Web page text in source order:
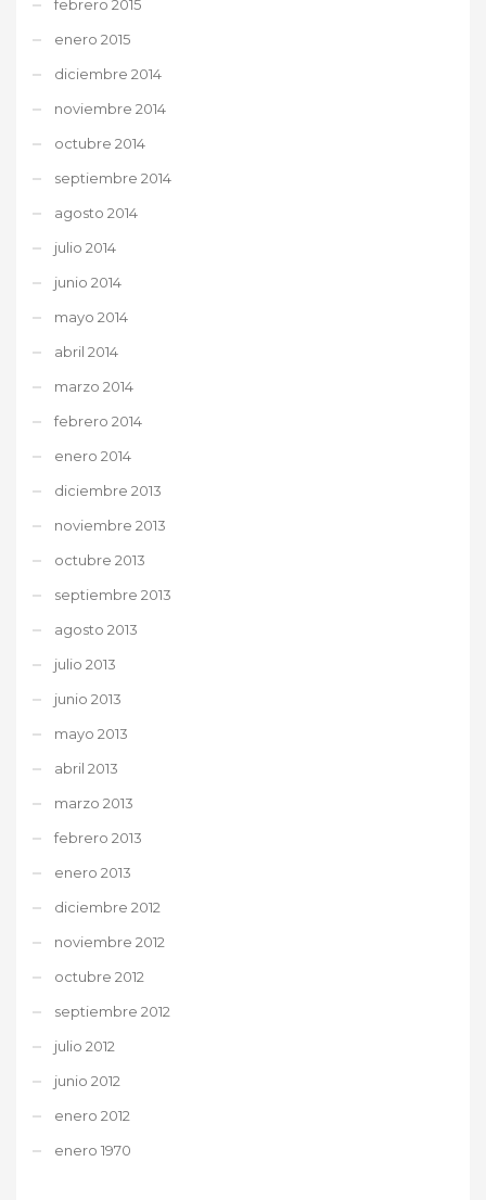
febrero 2015
enero 2015
diciembre 2014
noviembre 2014
octubre 2014
septiembre 2014
agosto 2014
julio 2014
junio 2014
mayo 2014
abril 2014
marzo 2014
febrero 2014
enero 2014
diciembre 2013
noviembre 2013
octubre 2013
septiembre 2013
agosto 2013
julio 2013
junio 2013
mayo 2013
abril 2013
marzo 2013
febrero 2013
enero 2013
diciembre 2012
noviembre 2012
octubre 2012
septiembre 2012
julio 2012
junio 2012
enero 2012
enero 1970